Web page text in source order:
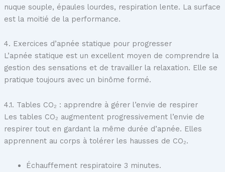
nuque souple, épaules lourdes, respiration lente. La surface
est la moitié de la performance.
4. Exercices d’apnée statique pour progresser
L’apnée statique est un excellent moyen de comprendre la
gestion des sensations et de travailler la relaxation. Elle se
pratique toujours avec un binôme formé.
4.1. Tables CO₂ : apprendre à gérer l’envie de respirer
Les tables CO₂ augmentent progressivement l’envie de
respirer tout en gardant la même durée d’apnée. Elles
apprennent au corps à tolérer les hausses de CO₂.
Échauffement respiratoire 3 minutes.